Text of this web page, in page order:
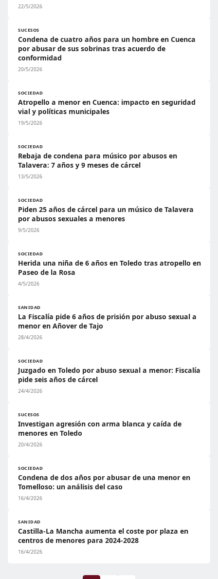
22/5/2026
SUCESOS
Condena de cuatro años para un hombre en Cuenca
por abusar de sus sobrinas tras acuerdo de
conformidad
20/5/2026
SOCIEDAD
Atropello a menor en Cuenca: impacto en seguridad
vial y políticas municipales
19/5/2026
SOCIEDAD
Rebaja de condena para músico por abusos en
Talavera: 7 años y 9 meses de cárcel
13/5/2026
SOCIEDAD
Piden 25 años de cárcel para un músico de Talavera
por abusos sexuales a menores
9/5/2026
SOCIEDAD
Herida una niña de 6 años en Toledo tras atropello en
Paseo de la Rosa
4/5/2026
SANIDAD
La Fiscalía pide 6 años de prisión por abuso sexual a
menor en Añover de Tajo
28/4/2026
SOCIEDAD
Juzgado en Toledo por abuso sexual a menor: Fiscalía
pide seis años de cárcel
24/4/2026
SUCESOS
Investigan agresión con arma blanca y caída de
menores en Toledo
20/4/2026
SOCIEDAD
Condena de dos años por abusar de una menor en
Tomelloso: un análisis del caso
16/4/2026
SANIDAD
Castilla-La Mancha aumenta el coste por plaza en
centros de menores para 2024-2028
16/4/2026